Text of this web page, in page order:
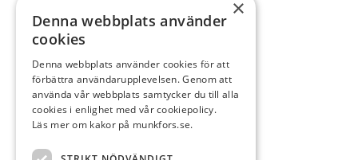
×
Denna webbplats använder
cookies
Denna webbplats använder cookies för att
förbättra användarupplevelsen. Genom att
använda vår webbplats samtycker du till alla
cookies i enlighet med vår cookiepolicy.
Läs mer om kakor på munkfors.se.